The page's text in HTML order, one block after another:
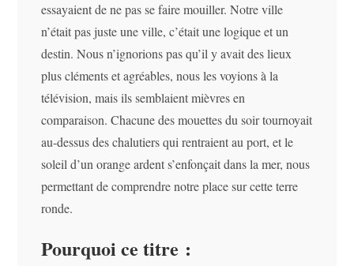
essayaient de ne pas se faire mouiller. Notre ville
n’était pas juste une ville, c’était une logique et un
destin. Nous n’ignorions pas qu’il y avait des lieux
plus cléments et agréables, nous les voyions à la
télévision, mais ils semblaient mièvres en
comparaison. Chacune des mouettes du soir tournoyait
au-dessus des chalutiers qui rentraient au port, et le
soleil d’un orange ardent s’enfonçait dans la mer, nous
permettant de comprendre notre place sur cette terre
ronde.
Pourquoi ce titre :